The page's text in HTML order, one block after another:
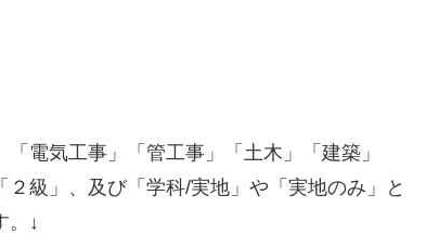
電気工事」「管工事」「土木」「建築」
級」、及び「学科/実地」や「実地のみ」と
。↓